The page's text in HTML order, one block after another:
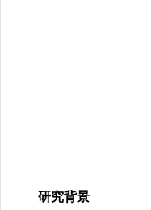
研究背景